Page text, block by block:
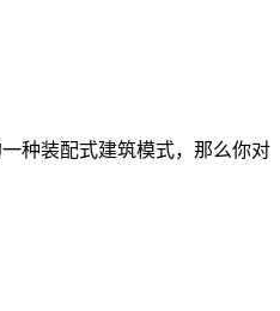
种装配式建筑模式，那么你对